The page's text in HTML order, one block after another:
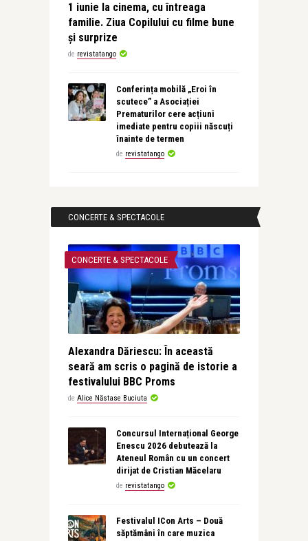
1 iunie la cinema, cu întreaga
familie. Ziua Copilului cu filme bune
și surprize
de revistatango
Conferința mobilă „Eroi în
scutece” a Asociației
Prematurilor cere acțiuni
imediate pentru copiii născuți
înainte de termen
de revistatango
CONCERTE & SPECTACOLE
CONCERTE & SPECTACOLE
Alexandra Dăriescu: În această
seară am scris o pagină de istorie a
festivalului BBC Proms
de Alice Năstase Buciuta
Concursul Internațional George
Enescu 2026 debutează la
Ateneul Român cu un concert
dirijat de Cristian Măcelaru
de revistatango
Festivalul ICon Arts – Două
săptămâni în care muzica